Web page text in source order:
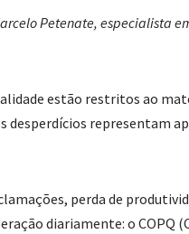
Petenate, especialista
estão restritos ao
representam
perda de
diariamente: o COPQ